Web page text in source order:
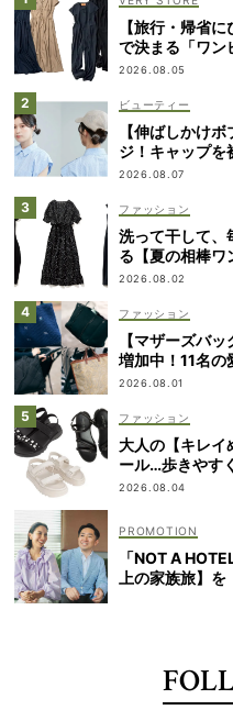
【旅行・帰省
で決まる「ワン
2026.08.05
ビューティー
【伸ばしかけ
ジ！キャップを
2026.08.07
ファッション
洗って干して、
る【夏の相棒ワ
2026.08.02
ファッション
【マザーズバ
増加中！11名の
2026.08.01
ファッション
大人の【キレイ
ール…歩きやす
2026.08.04
「NOT A
上の家族旅】を